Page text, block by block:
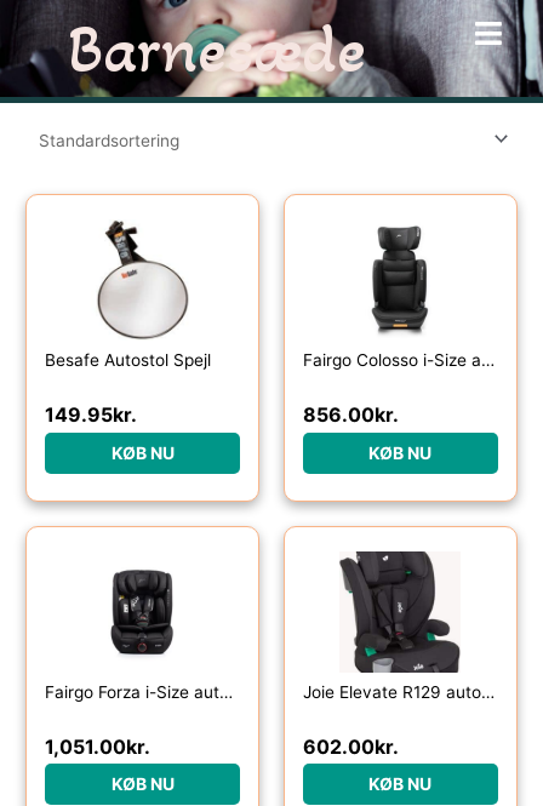
indholdet Barnesæde
Besafe Autostol Spejl
149.95kr.
KØB NU
Fairgo Colosso i-Size autostol (100-150 cm) – Sort Sand
856.00kr.
KØB NU
Fairgo Forza i-Size autostol (76-150 cm) – Black Sand
1,051.00kr.
KØB NU
Joie Elevate R129 autostol – Sort
602.00kr.
KØB NU